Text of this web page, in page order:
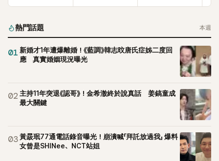
熱門話題 本週
01 新婚才1年遭爆離婚！《藍調》韓志旼唐氏症姊二度回
應 真實婚姻現況曝光
02 主持11年突退《認哥》！金希澈終於說真話 姜鎬童成
最大關鍵
03黃晸珉77通電話錄音曝光！崩潰喊「拜託放過我」 爆料
女曾是SHINee、NCT站姐